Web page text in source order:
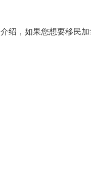
绍，如果您想要移民